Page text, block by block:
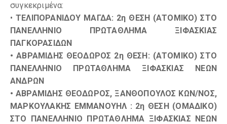
συγκεκριμένα:
• ΤΕΛΙΠΟΡΑΝΙΔΟΥ ΜΑΓΔΑ: 2η ΘΕΣΗ (ΑΤΟΜΙΚΟ) ΣΤΟ
ΠΑΝΕΛΛΗΝΙΟ ΠΡΩΤΑΘΛΗΜΑ ΞΙΦΑΣΚΙΑΣ
ΠΑΓΚΟΡΑΣΙΔΩΝ
• ΑΒΡΑΜΙΔΗΣ ΘΕΟΔΩΡΟΣ 2η ΘΕΣΗ: (ΑΤΟΜΙΚΟ) ΣΤΟ
ΠΑΝΕΛΛΗΝΙΟ ΠΡΩΤΑΘΛΗΜΑ ΞΙΦΑΣΚΙΑΣ ΝΕΩΝ
ΑΝΔΡΩΝ
• ΑΒΡΑΜΙΔΗΣ ΘΕΟΔΩΡΟΣ, ΞΑΝΘΟΠΟΥΛΟΣ ΚΩΝ/ΝΟΣ,
ΜΑΡΚΟΥΛΑΚΗΣ ΕΜΜΑΝΟΥΗΛ : 2η ΘΕΣΗ (ΟΜΑΔΙΚΟ)
ΣΤΟ ΠΑΝΕΛΛΗΝΙΟ ΠΡΩΤΑΘΛΗΜΑ ΞΙΦΑΣΚΙΑΣ ΝΕΩΝ